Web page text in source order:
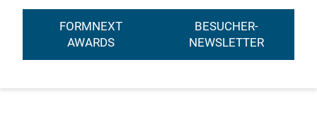
FORMNEXT
AWARDS
BESUCHER-
NEWSLETTER